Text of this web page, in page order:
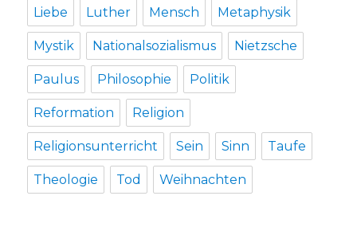
Liebe Luther Mensch Metaphysik
Mystik Nationalsozialismus Nietzsche
Paulus Philosophie Politik
Reformation Religion
Religionsunterricht Sein Sinn Taufe
Theologie Tod Weihnachten